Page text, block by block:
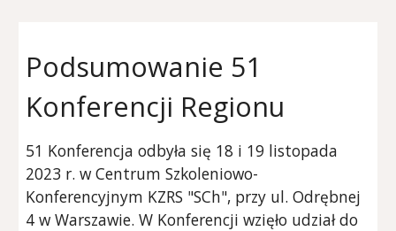
Podsumowanie 51
Konferencji Regionu
51 Konferencja odbyła się 18 i 19 listopada
2023 r. w Centrum Szkoleniowo-
Konferencyjnym KZRS "SCh", przy ul. Odrębnej
4 w Warszawie. W Konferencji wzięło udziałdo